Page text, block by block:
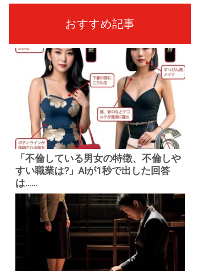
おすすめ記事
「不倫している男女の特徴、不倫しや
すい職業は?」AIが1秒で出した回答
は......